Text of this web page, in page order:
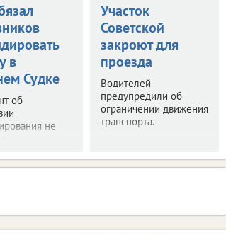
в
Судке
об
не
Участок
Советской
закроют для
проезда
Водителей
предупредили об
ограничении движения
транспорта.